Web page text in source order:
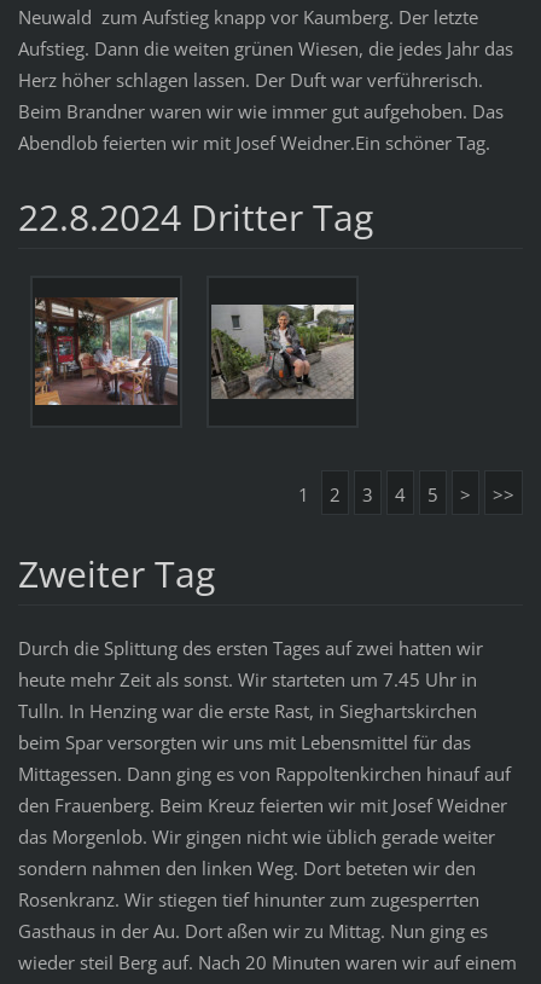
Neuwald zum Aufstieg knapp vor Kaumberg. Der letzte
Aufstieg. Dann die weiten grünen Wiesen, die jedes Jahr das
Herz höher schlagen lassen. Der Duft war verführerisch.
Beim Brandner waren wir wie immer gut aufgehoben. Das
Abendlob feierten wir mit Josef Weidner.Ein schöner Tag.
22.8.2024 Dritter Tag
1 2 3 4 5 > >>
Zweiter Tag
Durch die Splittung des ersten Tages auf zwei hatten wir
heute mehr Zeit als sonst. Wir starteten um 7.45 Uhr in
Tulln. In Henzing war die erste Rast, in Sieghartskirchen
beim Spar versorgten wir uns mit Lebensmittel für das
Mittagessen. Dann ging es von Rappoltenkirchen hinauf auf
den Frauenberg. Beim Kreuz feierten wir mit Josef Weidner
das Morgenlob. Wir gingen nicht wie üblich gerade weiter
sondern nahmen den linken Weg. Dort beteten wir den
Rosenkranz. Wir stiegen tief hinunter zum zugesperrten
Gasthaus in der Au. Dort aßen wir zu Mittag. Nun ging es
wieder steil Berg auf. Nach 20 Minuten waren wir auf einem